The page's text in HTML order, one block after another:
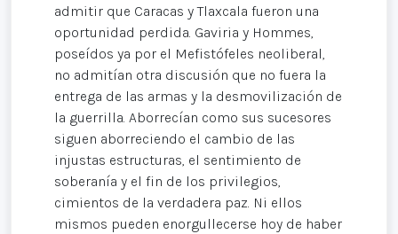
admitir que Caracas y Tlaxcala fueron una
oportunidad perdida. Gaviria y Hommes,
poseídos ya por el Mefistófeles neoliberal,
no admitían otra discusión que no fuera la
entrega de las armas y la desmovilización de
la guerrilla. Aborrecían como sus sucesores
siguen aborreciendo el cambio de las
injustas estructuras, el sentimiento de
soberanía y el fin de los privilegios,
cimientos de la verdadera paz. Ni ellos
mismos pueden enorgullecerse hoy de haber